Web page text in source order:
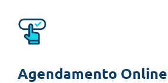
Agendamento Online